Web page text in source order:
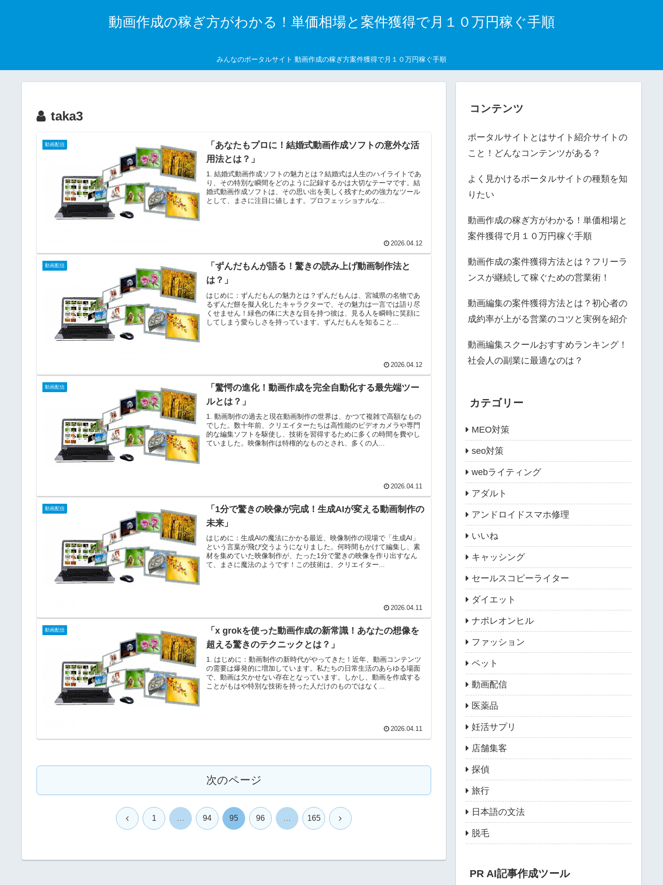
動画作成の稼ぎ方がわかる！単価相場と案件獲得で月１０万円稼ぐ手順
みんなのポータルサイト 動画作成の稼ぎ方案件獲得で月１０万円稼ぐ手順
taka3
動画配信
「あなたもプロに！結婚式動画作成ソフトの意外な活
用法とは？」
1. 結婚式動画作成ソフトの魅力とは？結婚式は人生のハイライトであ
り、その特別な瞬間をどのように記録するかは大切なテーマです。結
婚式動画作成ソフトは、その思い出を美しく残すための強力なツール
として、まさに注目に値します。プロフェッショナルな...
2026.04.12
動画配信
「ずんだもんが語る！驚きの読み上げ動画制作法と
は？」
はじめに：ずんだもんの魅力とは？ずんだもんは、宮城県の名物であ
るずんだ餅を擬人化したキャラクターで、その魅力は一言では語り尽
くせません！緑色の体に大きな目を持つ彼は、見る人を瞬時に笑顔に
してしまう愛らしさを持っています。ずんだもんを知ること...
2026.04.12
動画配信
「驚愕の進化！動画作成を完全自動化する最先端ツー
ルとは？」
1. 動画制作の過去と現在動画制作の世界は、かつて複雑で高額なもの
でした。数十年前、クリエイターたちは高性能のビデオカメラや専門
的な編集ソフトを駆使し、技術を習得するために多くの時間を費やし
ていました。映像制作は特権的なものとされ、多くの人...
2026.04.11
動画配信
「1分で驚きの映像が完成！生成AIが変える動画制作の
未来」
はじめに：生成AIの魔法にかかる最近、映像制作の現場で「生成AI」
という言葉が飛び交うようになりました。何時間もかけて編集し、素
材を集めていた映像制作が、たった1分で驚きの映像を作り出すなん
て、まさに魔法のようです！この技術は、クリエイター...
2026.04.11
動画配信
「x grokを使った動画作成の新常識！あなたの想像を
超える驚きのテクニックとは？」
1. はじめに：動画制作の新時代がやってきた！近年、動画コンテンツ
の需要は爆発的に増加しています。私たちの日常生活のあらゆる場面
で、動画は欠かせない存在となっています。しかし、動画を作成する
ことがもはや特別な技術を持った人だけのものではなく...
2026.04.11
次のページ
前 1 … 94 95 96 … 165 次
コンテンツ
ポータルサイトとはサイト紹介サイトの
こと！どんなコンテンツがある？
よく見かけるポータルサイトの種類を知
りたい
動画作成の稼ぎ方がわかる！単価相場と
案件獲得で月１０万円稼ぐ手順
動画作成の案件獲得方法とは？フリーラ
ンスが継続して稼ぐための営業術！
動画編集の案件獲得方法とは？初心者の
成約率が上がる営業のコツと実例を紹介
動画編集スクールおすすめランキング！
社会人の副業に最適なのは？
カテゴリー
MEO対策
seo対策
webライティング
アダルト
アンドロイドスマホ修理
いいね
キャッシング
セールスコピーライター
ダイエット
ナポレオンヒル
ファッション
ペット
動画配信
医薬品
妊活サプリ
店舗集客
探偵
旅行
日本語の文法
脱毛
PR AI記事作成ツール